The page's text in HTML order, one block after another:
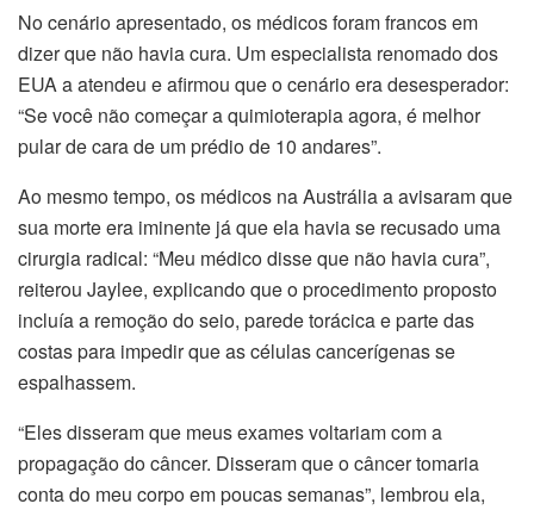
No cenário apresentado, os médicos foram francos em
dizer que não havia cura. Um especialista renomado dos
EUA a atendeu e afirmou que o cenário era desesperador:
“Se você não começar a quimioterapia agora, é melhor
pular de cara de um prédio de 10 andares”.
Ao mesmo tempo, os médicos na Austrália a avisaram que
sua morte era iminente já que ela havia se recusado uma
cirurgia radical: “Meu médico disse que não havia cura”,
reiterou Jaylee, explicando que o procedimento proposto
incluía a remoção do seio, parede torácica e parte das
costas para impedir que as células cancerígenas se
espalhassem.
“Eles disseram que meus exames voltariam com a
propagação do câncer. Disseram que o câncer tomaria
conta do meu corpo em poucas semanas”, lembrou ela,